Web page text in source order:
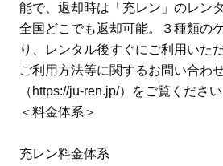
能で、返却時は「充レン」のレン
全国どこでも返却可能。３種類の
り、レンタル後すぐにご利用いた
ご利用方法等に関するお問い合わ
（https://ju-ren.jp/）をご覧ください
＜料金体系＞
充レン料金体系